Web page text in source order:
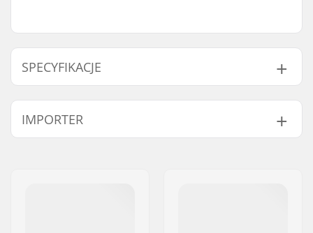
SPECYFIKACJE
Materiał wierzchu
siodełka:
Płótno
Siodełka:
Stealth
IMPORTER